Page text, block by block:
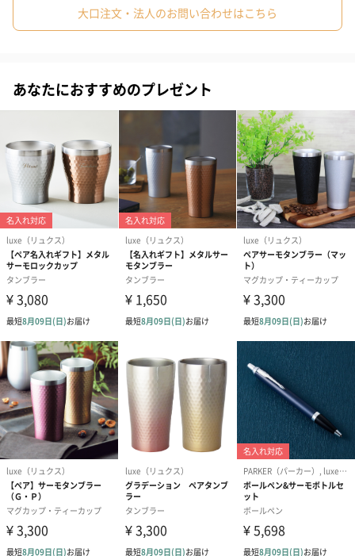
ひとりひとりの価値観が違う時代の中で毎日の生活を送っていま
す。
人々の暮らしや心に寄り添い、時になぐさめ、時には喜びを与え
られるような、
様々な感性に共鳴する商品をお届けしたいと考えています。
また、食事は暮らしに大切なエネルギーの源です。
食生活をライフスタイルの中心と考え、使う人の食卓へ
「楽しさ、豊かさ、安らぎ」が生まれるアイテムを提案します。
「手にもつ」 おいしい温度をキープ
本体の内側と外側の間は真空構造になっています。
そのため、熱が外に伝わりにくく冷たいものも温かいものも飲み
頃温度を保ちます。
上品な２色展開
#誕生日×兄 #誕生日×弟 #誕生日×女子大学生
#誕生日×上司男性 #誕生日×上司女性
#誕生日×母親 #誕生日×父親 #誕生日×妻
#誕生日×夫 #誕生日×女性 #誕生日×男性 #誕生日×男友達
#誕生日×女友達 #誕生日×彼氏 #送別会 #退職祝い
#自分へのご褒美 #引っ越し祝い #就職祝い #入学祝い
#敬老の日 #クリスマス #記念日 #お祝い #父の日
#母の日 #結婚祝い×男子大学生
#結婚祝い×親戚女性 #結婚祝い×親戚男性 #結婚祝い×義母
#結婚祝い×義父 #結婚祝い×部下女性 #結婚祝い×部下男性
#結婚祝い×甥 #結婚祝い×姪 #結婚祝い×娘
#結婚祝い×息子 #結婚祝い×姉 #結婚祝い×妹
#結婚祝い×兄 #結婚祝い×弟 #結婚祝い×女子大学生
#結婚祝い×彼女 #結婚祝い×同僚男性 #結婚祝い×同僚女性
#結婚祝い×上司男性 #結婚祝い×上司女性 #結婚祝い×祖父
#結婚祝い×祖母 #結婚祝い×母親 #結婚祝い×父親
大口注文・法人のお問い合わせはこちら
あなたにおすすめのプレゼント